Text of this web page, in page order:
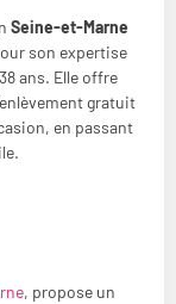
Seine-et-Marne
son expertise
ans. Elle offre
gratuit
en passant
, propose un